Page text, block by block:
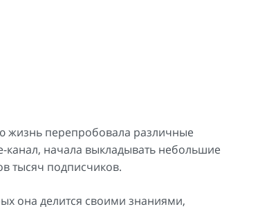
жизнь перепробовала различные
начала выкладывать небольшие
тысяч подписчиков.
она делится своими знаниями,